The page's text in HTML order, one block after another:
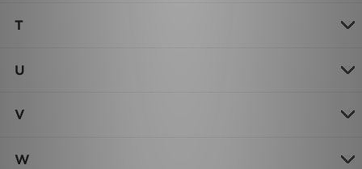
T
U
V
W